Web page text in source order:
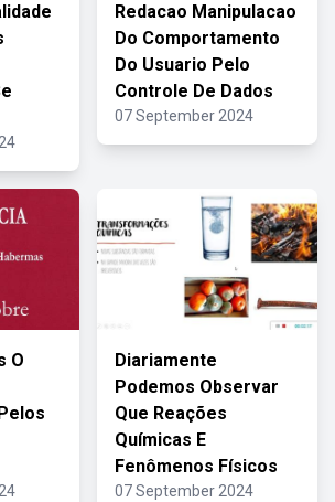
Redacao Manipulacao
Do Comportamento
Do Usuario Pelo
Controle De Dados
07 September 2024
O
Diariamente
Podemos Observar
Que Reações
Químicas E
Fenômenos Físicos
07 September 2024